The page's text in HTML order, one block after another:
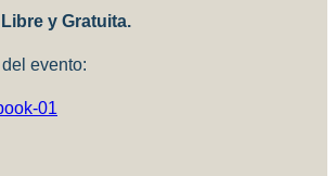
y Gratuita.
evento: